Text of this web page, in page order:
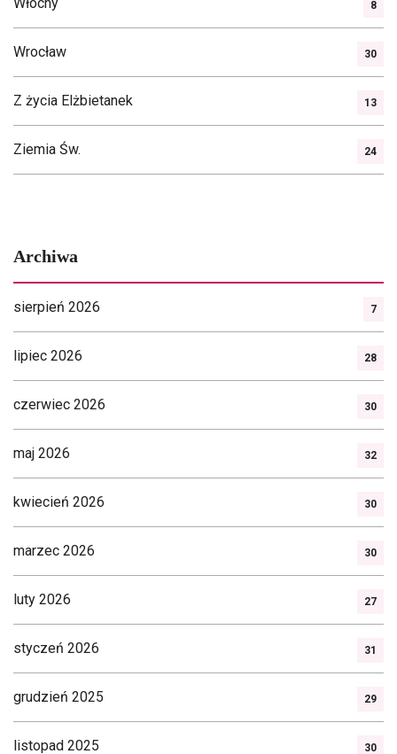
8
Wrocław 30
Z życia Elżbietanek 13
Ziemia Św. 24
Archiwa
sierpień 2026 7
lipiec 2026 28
czerwiec 2026 30
maj 2026 32
kwiecień 2026 30
marzec 2026 30
luty 2026 27
styczeń 2026 31
grudzień 2025 29
listopad 2025 30